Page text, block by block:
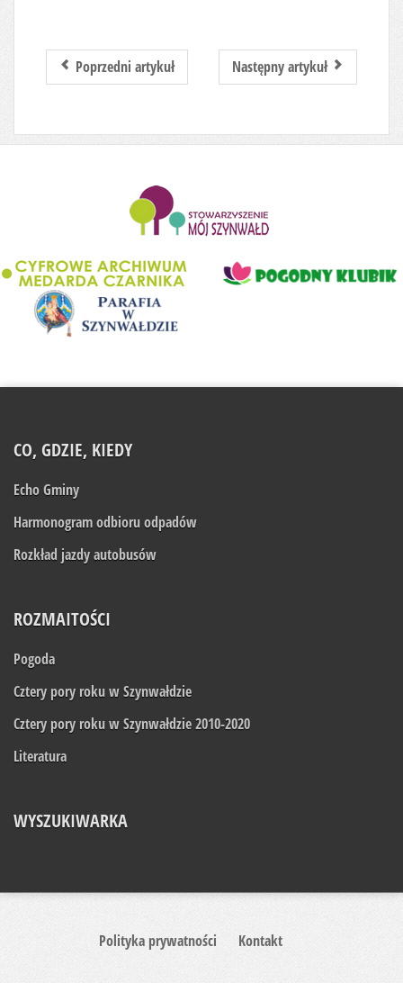
Poprzedni artykuł Następny artykuł
CO, GDZIE, KIEDY
Echo Gminy
Harmonogram odbioru odpadów
Rozkład jazdy autobusów
ROZMAITOŚCI
Pogoda
Cztery pory roku w Szynwałdzie
Cztery pory roku w Szynwałdzie 2010-2020
Literatura
WYSZUKIWARKA
Polityka prywatności Kontakt